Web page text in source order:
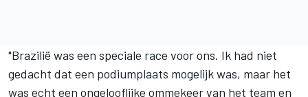
"Brazilië was een speciale race voor ons. Ik had niet
gedacht dat een podiumplaats mogelijk was, maar het
was echt een ongelooflijke ommekeer van het team en